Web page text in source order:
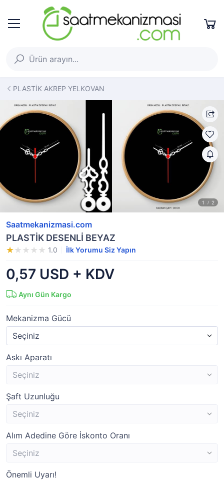
PLASTİK AKREP YELKOVAN
Saatmekanizmasi.com
PLASTİK DESENLİ BEYAZ
1.0 İlk Yorumu Siz Yapın
0,57 USD + KDV
Aynı Gün Kargo
Mekanizma Gücü
Askı Aparatı
Şaft Uzunluğu
Alım Adedine Göre İskonto Oranı
Önemli Uyarı!